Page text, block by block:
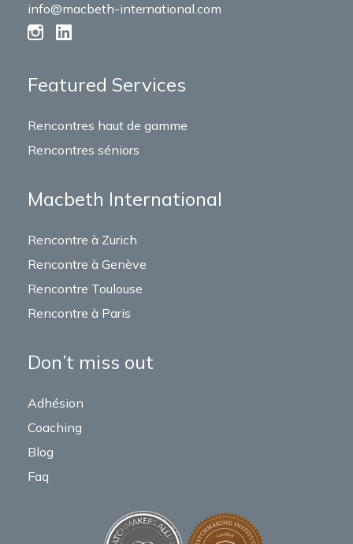
info@macbeth-international.com
Featured Services
Rencontres haut de gamme
Rencontres séniors
Macbeth International
Rencontre à Zurich
Rencontre à Genève
Rencontre Toulouse
Rencontre à Paris
Don’t miss out
Adhésion
Coaching
Blog
Faq